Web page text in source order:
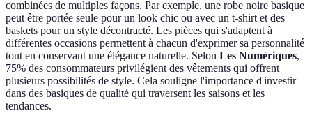
combinées de multiples façons. Par exemple, une robe noire basique
peut être portée seule pour un look chic ou avec un t-shirt et des
baskets pour un style décontracté. Les pièces qui s'adaptent à
différentes occasions permettent à chacun d'exprimer sa personnalité
tout en conservant une élégance naturelle. Selon Les Numériques,
75% des consommateurs privilégient des vêtements qui offrent
plusieurs possibilités de style. Cela souligne l'importance d'investir
dans des basiques de qualité qui traversent les saisons et les
tendances.